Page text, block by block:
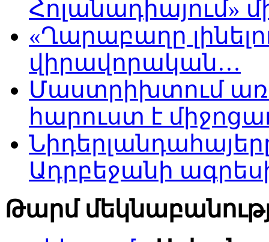
Հոլանադիայում»
«Ղարաբաղը
վիրավորական…
Մաստրիխտում
հարուստ է
Ադրբեջանի
Թարմ